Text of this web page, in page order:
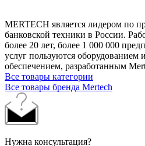
MERTECH является лидером по
банковской техники в России.
более 20 лет, более 1 000 000
услуг пользуются
обеспечением, разработанным
Все товары категории
Все товары бренда Mertech
Нужна консультация?